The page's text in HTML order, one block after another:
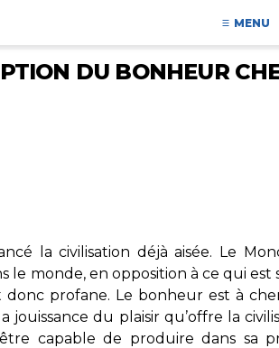
MENU
DU BONHEUR
la civilisation déjà aisée. Le
le monde, en opposition à ce qui est
donc profane. Le bonheur est à
jouissance du plaisir qu’offre la
capable de produire dans sa